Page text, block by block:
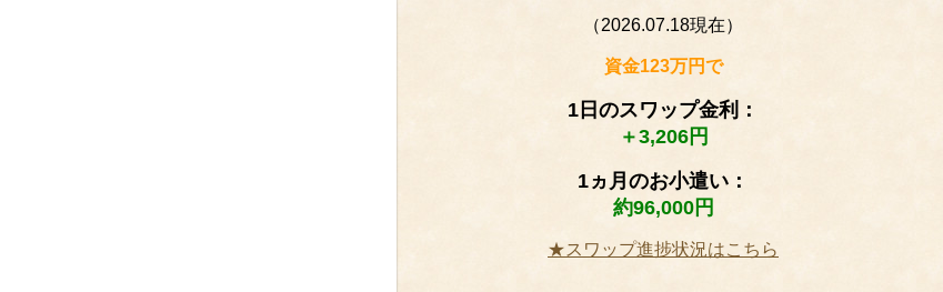
（2026.07.18現在）
資金123万円で
1日のスワップ金利：
＋3,206円
1ヵ月のお小遣い：
約96,000円
★スワップ進捗状況はこちら